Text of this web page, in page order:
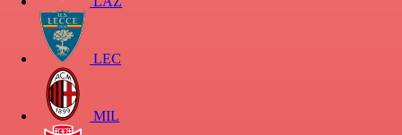
LEC
MIL